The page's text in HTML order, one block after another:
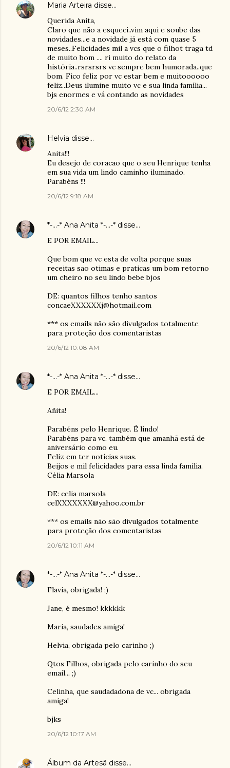
Maria Arteira disse…
Querida Anita,
Claro que não a esqueci..vim aqui e soube das
novidades...e a novidade já está com quase 5
meses..Felicidades mil a vcs que o filhot traga td
de muito bom .... ri muito do relato da
história..rsrsrsrs vc sempre bem humorada..que
bom. Fico feliz por vc estar bem e muitoooooo
feliz..Deus ilumine muito vc e sua linda família...
bjs enormes e vá contando as novidades
20/6/12 2:30 AM
Helvia disse…
Anita!!!
Eu desejo de coracao que o seu Henrique tenha
em sua vida um lindo caminho iluminado.
Parabéns !!!
20/6/12 9:18 AM
*-...-* Ana Anita *-...-* disse…
E POR EMAIL...
Que bom que vc esta de volta porque suas
receitas sao otimas e praticas um bom retorno
um cheiro no seu lindo bebe bjos
DE: quantos filhos tenho santos
concaeXXXXXXj@hotmail.com
*** os emails não são divulgados totalmente
para proteção dos comentaristas
20/6/12 10:08 AM
*-...-* Ana Anita *-...-* disse…
E POR EMAIL...
Añita!
Parabéns pelo Henrique. É lindo!
Parabéns para vc. também que amanhã está de
aniversário como eu.
Feliz em ter notícias suas.
Beijos e mil felicidades para essa linda família.
Célia Marsola
DE: celia marsola
celXXXXXXX@yahoo.com.br
*** os emails não são divulgados totalmente
para proteção dos comentaristas
20/6/12 10:11 AM
*-...-* Ana Anita *-...-* disse…
Flavia, obrigada! ;)
Jane, é mesmo! kkkkkk
Maria, saudades amiga!
Helvia, obrigada pelo carinho ;)
Qtos Filhos, obrigada pelo carinho do seu
email... ;)
Celinha, que saudadadona de vc... obrigada
amiga!
bjks
20/6/12 10:17 AM
Álbum da Artesã disse…